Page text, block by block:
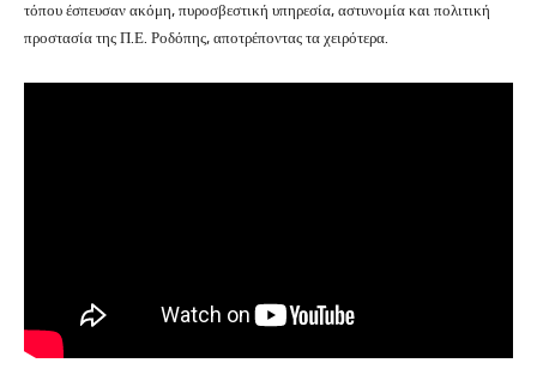
τόπου έσπευσαν ακόμη, πυροσβεστική υπηρεσία, αστυνομία και πολιτική
προστασία της Π.Ε. Ροδόπης, αποτρέποντας τα χειρότερα.